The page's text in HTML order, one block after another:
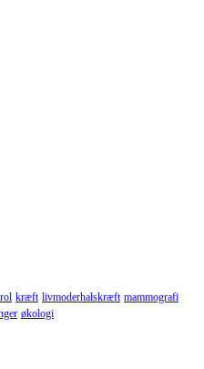
kræft livmoderhalskræft mammografi
økologi